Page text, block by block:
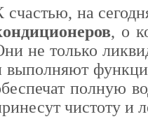
счастью, на
, о
не только
выполняют
полную
чистоту и